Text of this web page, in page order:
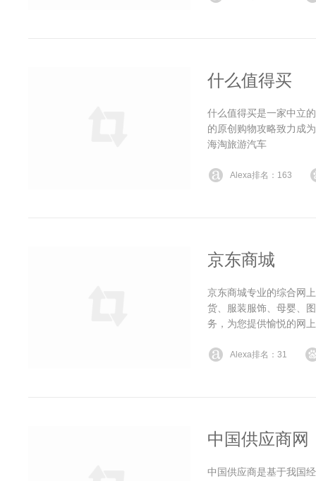
什么值得买
什么值得买是一家中立
的原创购物攻略致力成
海淘旅游汽车
Alexa排名：163
京东商城
京东商城专业的综合网
货、服装服饰、母婴、
务，为您提供愉悦的网
Alexa排名：31
中国供应商网
中国供应商是基于我国